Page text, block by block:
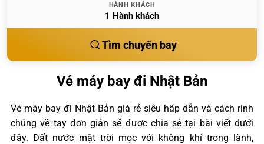
HÀNH KHÁCH
1 Hành khách
Tìm chuyến bay
Vé máy bay đi Nhật Bản
Vé máy bay đi Nhật Bản giá rẻ siêu hấp dẫn và cách rinh
chúng về tay đơn giản sẽ được chia sẻ tại bài viết dưới
đây. Đất nước mặt trời mọc với không khí trong lành,